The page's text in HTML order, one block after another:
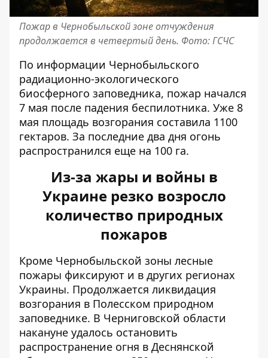
Пожар в Чернобыльской зоне отчуждения
продолжается в четвертый день. Фото: ГСЧС
По информации Чернобыльского
радиационно-экологического
биосферного заповедника, пожар начался
7 мая после падения беспилотника. Уже 8
мая площадь возгорания составила 1100
гектаров. За последние два дня огонь
распространился еще на 100 га.
Из-за жары и войны в
Украине резко возросло
количество природных
пожаров
Кроме Чернобыльской зоны лесные
пожары фиксируют и в других регионах
Украины. Продолжается ликвидация
возгорания в Полесском природном
заповеднике. В Черниговской области
накануне удалось остановить
распространение огня в Деснянской